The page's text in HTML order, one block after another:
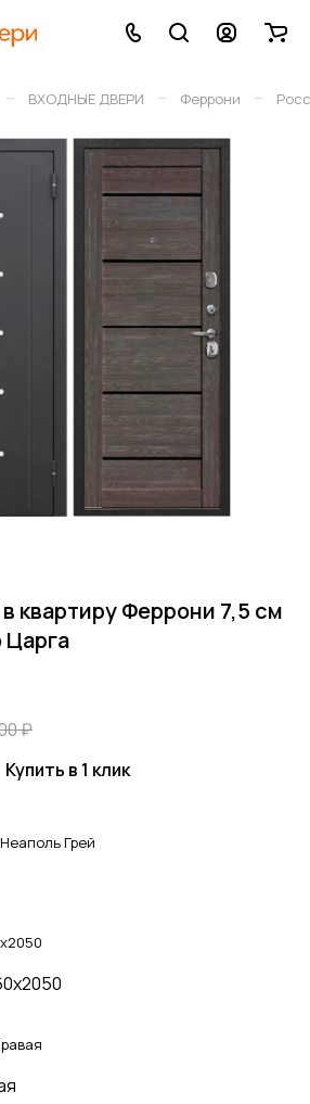
– ВХОДНЫЕ ДВЕРИ – Феррони –
квартиру Феррони 7,5 см
Царга
₽
Купить в 1 клик
Грей